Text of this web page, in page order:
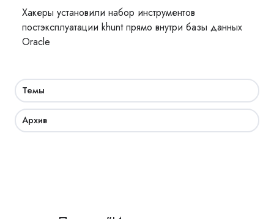
Хакеры установили набор инструментов
постэксплуатации khunt прямо внутри базы данных
Oracle
Темы
Архив